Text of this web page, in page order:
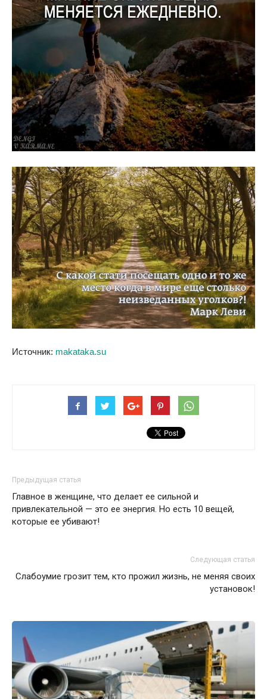
Источник: makataka.su
Предыдущая статья
Главное в женщине, что делает ее сильной и
привлекательной — это ее энергия. Но есть 10 вещей,
которые ее убивают!
Следующая статья
Слабоумие грозит тем, кто прожил жизнь, не меняя своих
установок!